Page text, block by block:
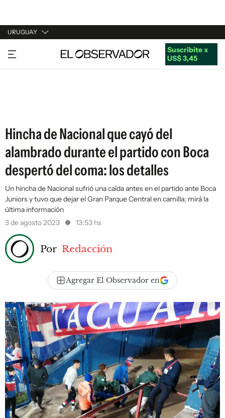
URUGUAY
URUGUAY
ARGENTINA
Suscribite x
US$ 3,45
Hincha de Nacional que cayó del
alambrado durante el partido con Boca
despertó del coma: los detalles
Un hincha de Nacional sufrió una caída antes en el partido ante Boca
Juniors y tuvo que dejar el Gran Parque Central en camilla; mirá la
última información
3 de agosto 2023
13:53 hs
Por Redacción
Agregar El Observador en